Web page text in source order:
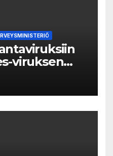
viruksen
luetteloon